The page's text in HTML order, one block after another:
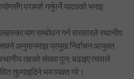
परामर्श गर्नुपर्ने यादवको भनाइ
माग सम्बोधन गर्न सरकारले स्थानीय
अनुमानमाझ प्रमुख निर्वाचन आयुक्त
तहको संख्या पुन: बढाइए त्यसले
तुल्याइदिने भय व्यक्त गरे।